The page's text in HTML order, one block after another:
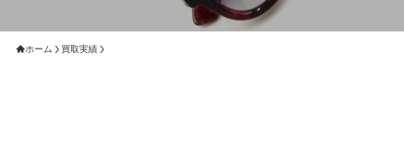
ホーム 買取実績